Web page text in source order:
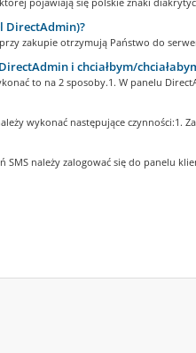
DirectAdmin)?
zakupie otrzymują Państwo do
i chciałbym/
to na 2 sposoby.1. W panelu
wykonać następujące czynności:1.
SMS należy zalogować się do panelu